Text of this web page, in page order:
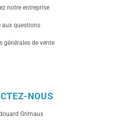
notre entreprise
aux questions
générales de vente
NOUS
Grimaux